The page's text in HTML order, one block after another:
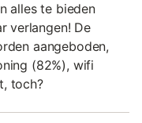
alles te bieden
verlangen! De
aangeboden,
(82%), wifi
toch?